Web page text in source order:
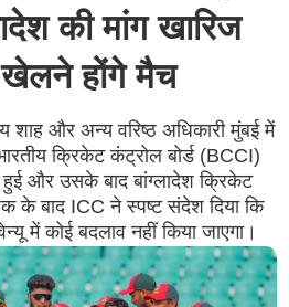
की मांग खारिज
खेलने होंगे मैच
शाह और अन्य वरिष्ठ अधिकारी मुंबई में
क्रिकेट कंट्रोल बोर्ड (BCCI)
हुई और उसके बाद बांग्लादेश क्रिकेट
के बाद ICC ने स्पष्ट संदेश दिया कि
में कोई बदलाव नहीं किया जाएगा।